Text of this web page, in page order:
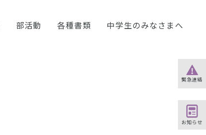
部活動 各種書類 中学生のみなさまへ
緊急連絡
お知らせ